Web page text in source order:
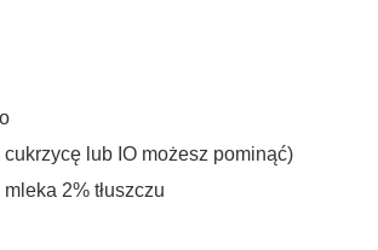
lub IO możesz pominąć)
2% tłuszczu